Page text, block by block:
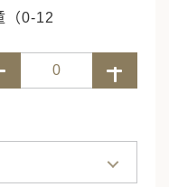
（0-12